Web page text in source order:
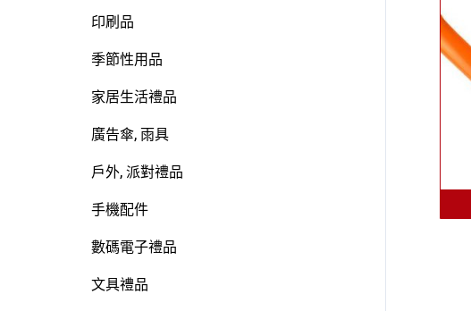
印刷品
季節性用品
家居生活禮品
廣告傘, 雨具
戶外, 派對禮品
手機配件
數碼電子禮品
文具禮品